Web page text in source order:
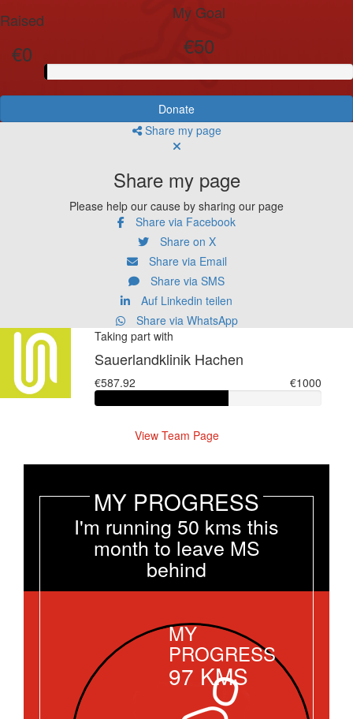
Raised
€0
My Goal
€50
Donate
Share my page
Share my page
Please help our cause by sharing our page
Share via Facebook
Share on X
Share via Email
Share via SMS
Auf Linkedin teilen
Share via WhatsApp
Taking part with
Sauerlandklinik Hachen
€587.92 €1000
View Team Page
MY PROGRESS
I'm running 50 kms this
month to leave MS
behind
MY
PROGRESS
97 KMS